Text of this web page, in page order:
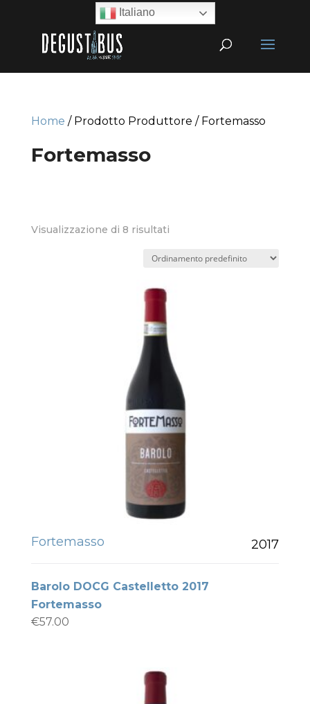
Home / Prodotto Produttore / Fortemasso
Fortemasso
Visualizzazione di 8 risultati
Fortemasso 2017
Barolo DOCG Castelletto 2017
Fortemasso
€57.00
Italiano